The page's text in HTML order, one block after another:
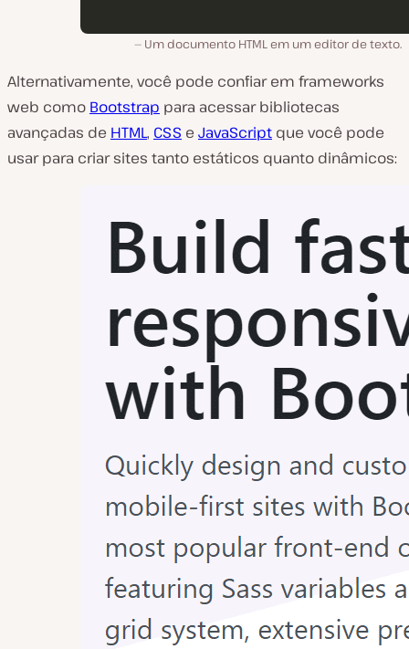
Um documento HTML em um editor de texto.
Alternativamente, você pode confiar em frameworks
web como Bootstrap para acessar bibliotecas
avançadas de HTML, CSS e JavaScript que você pode
usar para criar sites tanto estáticos quanto dinâmicos: